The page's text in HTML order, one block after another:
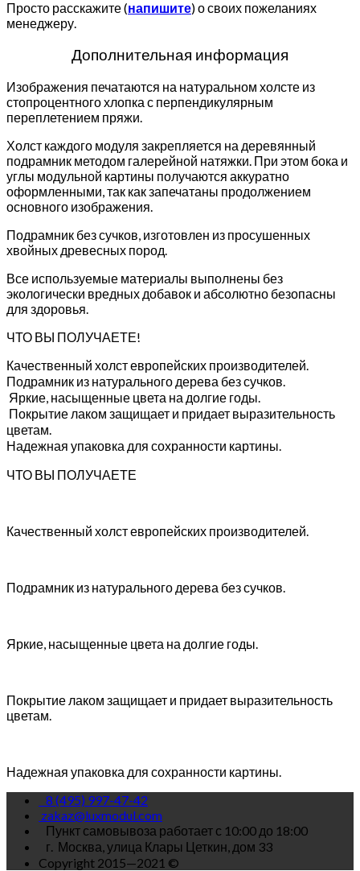
Просто расскажите (напишите) о своих пожеланиях
менеджеру.
Дополнительная информация
Изображения печатаются на натуральном холсте из
стопроцентного хлопка с перпендикулярным
переплетением пряжи.
Холст каждого модуля закрепляется на деревянный
подрамник методом галерейной натяжки. При этом бока и
углы модульной картины получаются аккуратно
оформленными, так как запечатаны продолжением
основного изображения.
Подрамник без сучков, изготовлен из просушенных
хвойных древесных пород.
Все используемые материалы выполнены без
экологически вредных добавок и абсолютно безопасны
для здоровья.
ЧТО ВЫ ПОЛУЧАЕТЕ!
Качественный холст европейских производителей.
Подрамник из натурального дерева без сучков.
Яркие, насыщенные цвета на долгие годы.
Покрытие лаком защищает и придает выразительность
цветам.
Надежная упаковка для сохранности картины.
ЧТО ВЫ ПОЛУЧАЕТЕ
Качественный холст европейских производителей.
Подрамник из натурального дерева без сучков.
Яркие, насыщенные цвета на долгие годы.
Покрытие лаком защищает и придает выразительность
цветам.
Надежная упаковка для сохранности картины.
8 (495) 997-47-42
zakaz@luxmodul.com
Пункт самовывоза работает с 10:00 до 18:00
г. Москва, улица Клары Цеткин, дом 33
Copyright 2015—2021 ©